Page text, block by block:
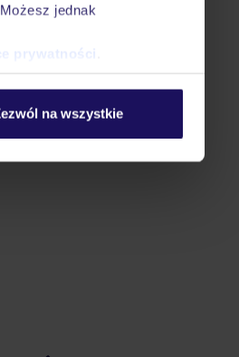
jednak
prywatności
na wszystkie